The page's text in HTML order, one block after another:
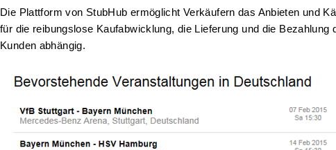
Die Plattform von StubHub ermöglicht Verkäufern das Anbieten und
für die reibungslose Kaufabwicklung, die Lieferung und die
Kunden abhängig.